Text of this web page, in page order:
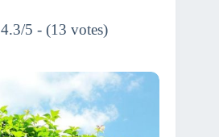
4.3/5 - (13 votes)